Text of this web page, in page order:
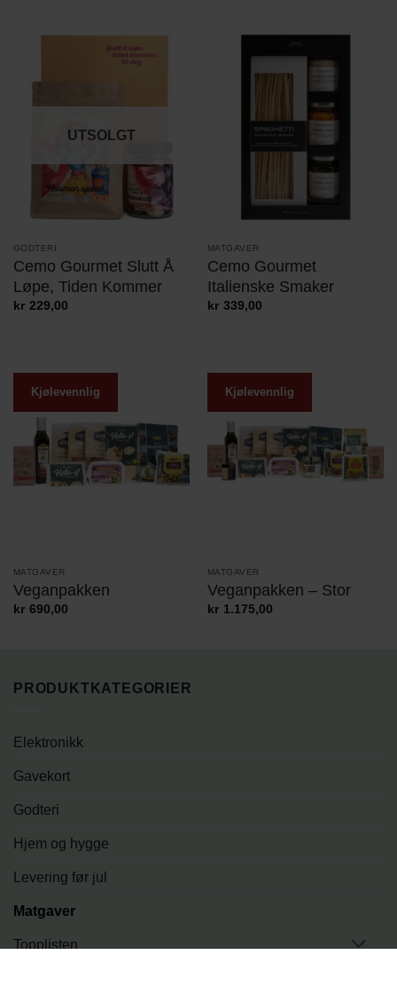
UTSOLGT
GODTERI
Cemo Gourmet Slutt Å
Løpe, Tiden Kommer
kr 229,00
MATGAVER
Cemo Gourmet
Italienske Smaker
kr 339,00
Kjølevennlig
MATGAVER
Veganpakken
kr 690,00
Kjølevennlig
MATGAVER
Veganpakken – Stor
kr 1.175,00
PRODUKTKATEGORIER
Elektronikk
Gavekort
Godteri
Hjem og hygge
Levering før jul
Matgaver
Topplisten